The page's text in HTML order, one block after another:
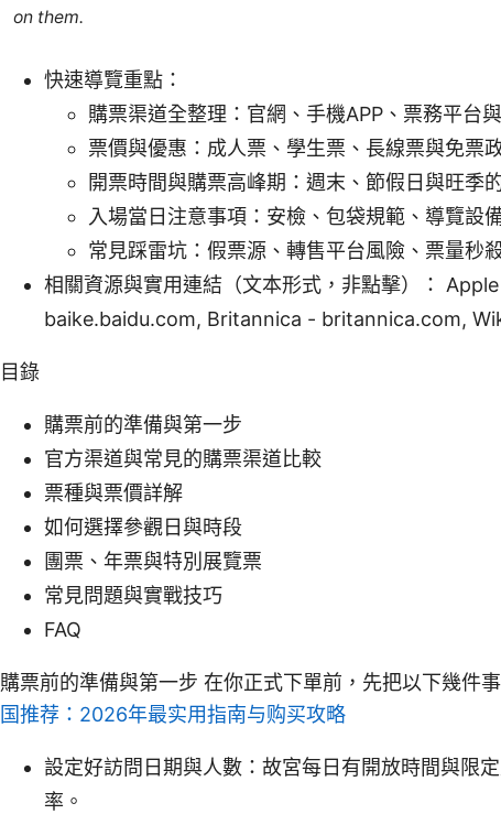
on them.
快速導覽重點：
購票渠道全整理：官網、手機APP、票務平台
票價與優惠：成人票、學生票、長線票與免票
開票時間與購票高峰期：週末、節假日與旺季
入場當日注意事項：安檢、包袋規範、導覽設
常見踩雷坑：假票源、轉售平台風險、票量秒
相關資源與實用連結（文本形式，非點擊）：
baike.baidu.com, Britannica - britannica.com,
目錄
購票前的準備與第一步
官方渠道與常見的購票渠道比較
票種與票價詳解
如何選擇參觀日與時段
團票、年票與特別展覽票
常見問題與實戰技巧
FAQ
購票前的準備與第一步 在你正式下單前，先把以下幾件
国推荐：2026年最实用指南与购买攻略
設定好訪問日期與人數：故宮每日有開放時間與限
率。